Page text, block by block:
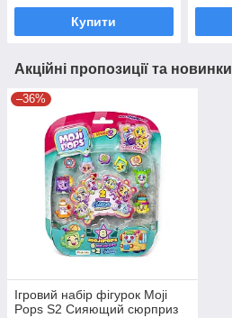
Купити
Акційні пропозиції та новинки
–36%
Ігровий набір фігурок Moji
Pops S2 Сияющий сюрприз